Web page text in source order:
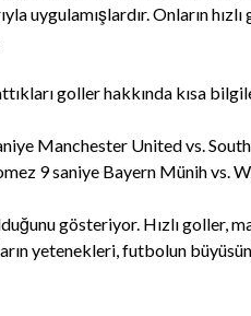
Onların hızlı
goller hakkında kısa
Manchester United vs.
9 saniye Bayern Münih vs.
gösteriyor. Hızlı goller,
yetenekleri, futbolun